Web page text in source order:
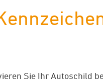
Sie Ihr Autoschild